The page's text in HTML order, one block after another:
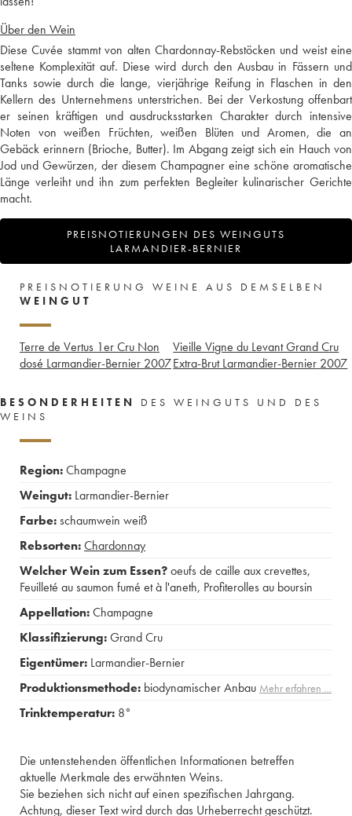
Über den Wein
Diese Cuvée stammt von alten Chardonnay-Rebstöcken und weist eine
seltene Komplexität auf. Diese wird durch den Ausbau in Fässern und
Tanks sowie durch die lange, vierjährige Reifung in Flaschen in den
Kellern des Unternehmens unterstrichen. Bei der Verkostung offenbart
er seinen kräftigen und ausdrucksstarken Charakter durch intensive
Noten von weißen Früchten, weißen Blüten und Aromen, die an
Gebäck erinnern (Brioche, Butter). Im Abgang zeigt sich ein Hauch von
Jod und Gewürzen, der diesem Champagner eine schöne aromatische
Länge verleiht und ihn zum perfekten Begleiter kulinarischer Gerichte
macht.
PREISNOTIERUNGEN DES WEINGUTS
LARMANDIER-BERNIER
PREISNOTIERUNG WEINE AUS DEMSELBEN
WEINGUT
Terre de Vertus 1er Cru Non
dosé Larmandier-Bernier 2007
Vieille Vigne du Levant Grand Cru
Extra-Brut Larmandier-Bernier 2007
BESONDERHEITEN
DES WEINGUTS UND DES
WEINS
Region:Champagne
Weingut: Larmandier-Bernier
Farbe:schaumwein weiß
Rebsorten:Chardonnay
Welcher Wein zum Essen?oeufs de caille aux crevettes,
Feuilleté au saumon fumé et à l'aneth, Profiterolles au boursin
Appellation:Champagne
Klassifizierung:Grand Cru
Eigentümer: Larmandier-Bernier
Produktionsmethode: biodynamischer Anbau Mehr erfahren …
Trinktemperatur: 8°
Die untenstehenden öffentlichen Informationen betreffen
aktuelle Merkmale des erwähnten Weins.
Sie beziehen sich nicht auf einen spezifischen Jahrgang.
Achtung, dieser Text wird durch das Urheberrecht geschützt.